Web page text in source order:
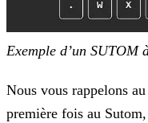
Exemple d’un SUTOM
Nous vous rappelons
première fois au